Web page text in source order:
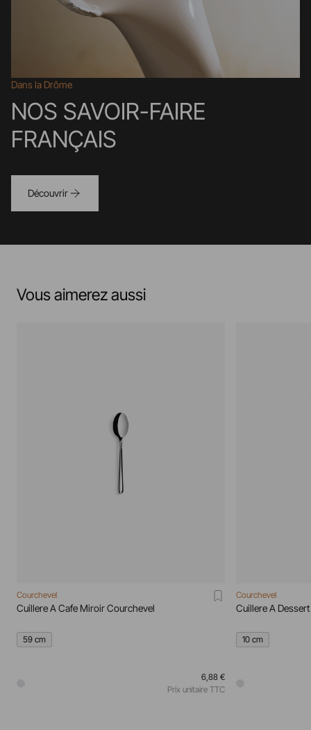
Dans la Drôme
NOS SAVOIR-FAIRE
FRANÇAIS
Découvrir
Vous aimerez aussi
Courchevel
Cuillere A Cafe Miroir Courchevel
59 cm
6,88 €
Prix unitaire TTC
Courchevel
Cuillere A
10 cm